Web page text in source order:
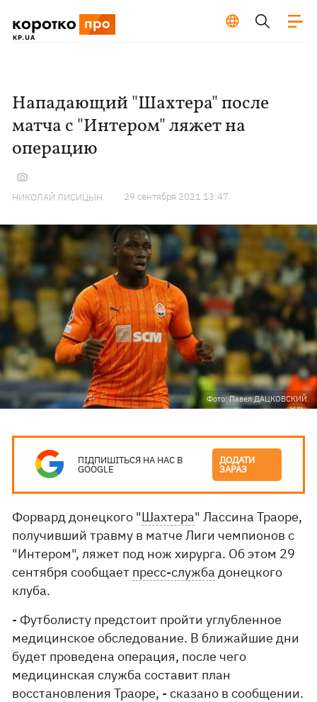
Нападающий "Шахтера" после
матча с "Интером" ляжет на
операцию
НИКОЛАЙ ЛИСИЦЫН 29 сентября 2021 13:47
Фото: Павел ДАЦКОВСКИЙ.
ПІДПИШІТЬСЯ НА НАС В
GOOGLE
ДОДАТИ
ЗАРАЗ
Форвард донецкого "Шахтера" Лассина Траоре,
получивший травму в матче Лиги чемпионов с
"Интером", ляжет под нож хирурга. Об этом 29
сентября сообщает пресс-служба донецкого
клуба.
- Футболисту предстоит пройти углубленное
медицинское обследование. В ближайшие дни
будет проведена операция, после чего
медицинская служба составит план
восстановления Траоре, - сказано в сообщении.